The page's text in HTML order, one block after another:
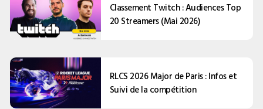
Classement Twitch : Audiences Top
20 Streamers (Mai 2026)
RLCS 2026 Major de Paris : Infos et
Suivi de la compétition